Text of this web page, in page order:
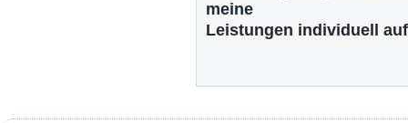
meine
Leistungen individuell